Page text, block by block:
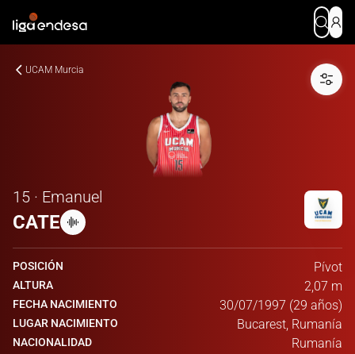
UCAM Murcia
15 · Emanuel
CATE
POSICIÓN Pívot
ALTURA 2,07 m
FECHA NACIMIENTO 30/07/1997 (29 años)
LUGAR NACIMIENTO Bucarest, Rumanía
NACIONALIDAD Rumanía